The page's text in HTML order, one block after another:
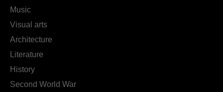
Music
Visual arts
Architecture
Literature
History
Second World War